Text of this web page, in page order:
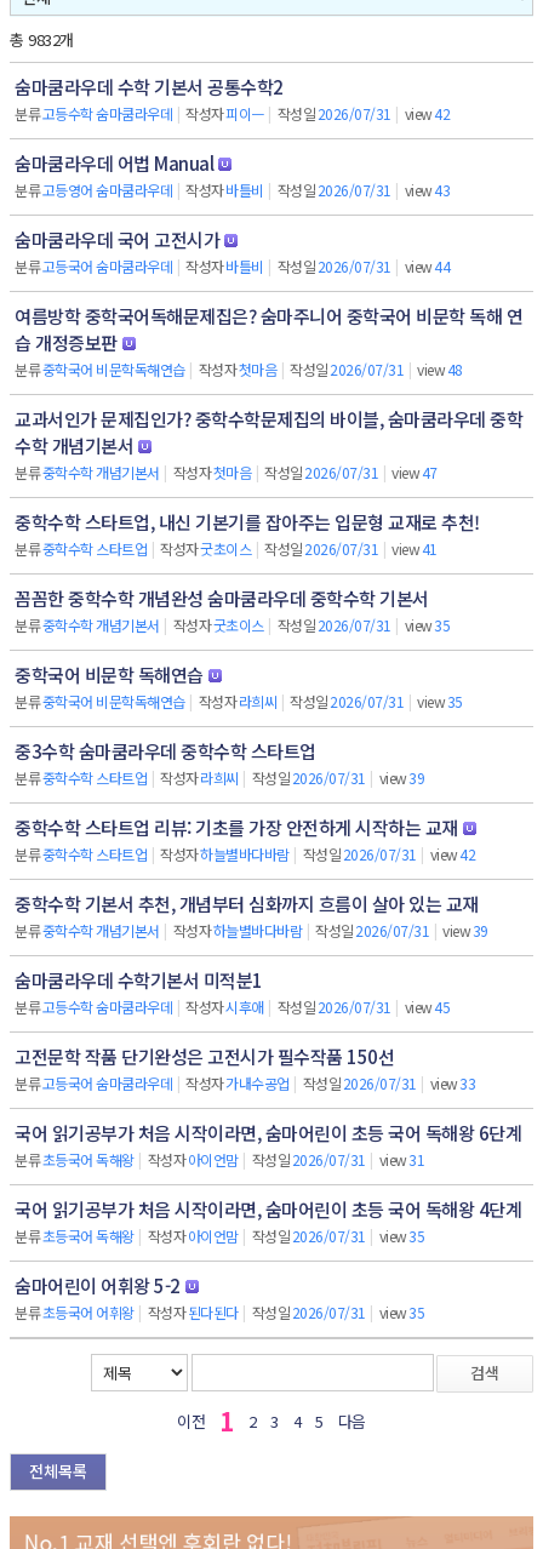
총 9832개
숨마쿰라우데 수학 기본서 공통수학2
분류고등수학 숨마쿰라우데 | 작성자피이ㅡ | 작성일2026/07/31 | view42
숨마쿰라우데 어법 Manual
분류고등영어 숨마쿰라우데 | 작성자바틀비 | 작성일2026/07/31 | view43
숨마쿰라우데 국어 고전시가
분류고등국어 숨마쿰라우데 | 작성자바틀비 | 작성일2026/07/31 | view44
여름방학 중학국어독해문제집은? 숨마주니어 중학국어 비문학 독해 연
습 개정증보판
분류중학국어 비문학독해연습 | 작성자첫마음 | 작성일2026/07/31 | view48
교과서인가 문제집인가? 중학수학문제집의 바이블, 숨마쿰라우데 중학
수학 개념기본서
분류중학수학 개념기본서 | 작성자첫마음 | 작성일2026/07/31 | view47
중학수학 스타트업, 내신 기본기를 잡아주는 입문형 교재로 추천!
분류중학수학 스타트업 | 작성자굿초이스 | 작성일2026/07/31 | view41
꼼꼼한 중학수학 개념완성 숨마쿰라우데 중학수학 기본서
분류중학수학 개념기본서 | 작성자굿초이스 | 작성일2026/07/31 | view35
중학국어 비문학 독해연습
분류중학국어 비문학독해연습 | 작성자라희씨 | 작성일2026/07/31 | view35
중3수학 숨마쿰라우데 중학수학 스타트업
분류중학수학 스타트업 | 작성자라희씨 | 작성일2026/07/31 | view39
중학수학 스타트업 리뷰: 기초를 가장 안전하게 시작하는 교재
분류중학수학 스타트업 | 작성자하늘별바다바람 | 작성일2026/07/31 | view42
중학수학 기본서 추천, 개념부터 심화까지 흐름이 살아 있는 교재
분류중학수학 개념기본서 | 작성자하늘별바다바람 | 작성일2026/07/31 | view39
숨마쿰라우데 수학기본서 미적분1
분류고등수학 숨마쿰라우데 | 작성자시후애 | 작성일2026/07/31 | view45
고전문학 작품 단기완성은 고전시가 필수작품 150선
분류고등국어 숨마쿰라우데 | 작성자가내수공업 | 작성일2026/07/31 | view33
국어 읽기공부가 처음 시작이라면, 숨마어린이 초등 국어 독해왕 6단계
분류초등국어 독해왕 | 작성자아이언맘 | 작성일2026/07/31 | view31
국어 읽기공부가 처음 시작이라면, 숨마어린이 초등 국어 독해왕 4단계
분류초등국어 독해왕 | 작성자아이언맘 | 작성일2026/07/31 | view35
숨마어린이 어휘왕 5-2
분류초등국어 어휘왕 | 작성자된다된다 | 작성일2026/07/31 | view35
검색
이전 1 2 3 4 5 다음
전체목록